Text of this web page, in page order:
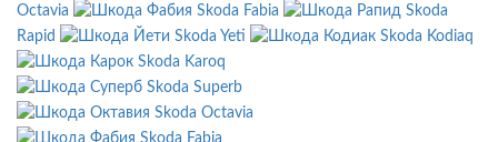
Octavia
Skoda Fabia
Skoda
Rapid
Skoda Yeti
Skoda Kodiaq
Skoda Karoq
Skoda Superb
Skoda Octavia
Skoda Fabia